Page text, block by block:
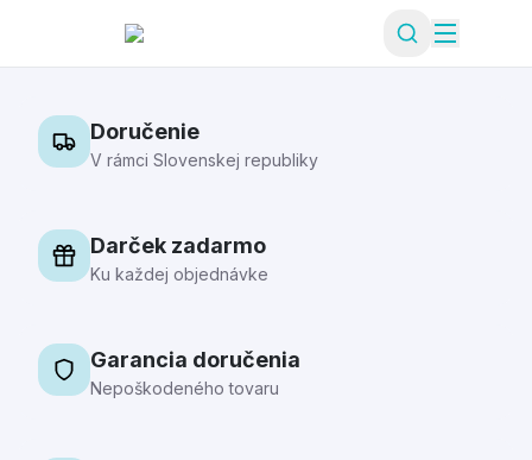
Doručenie
V rámci Slovenskej republiky
Darček zadarmo
Ku každej objednávke
Garancia doručenia
Nepoškodeného tovaru